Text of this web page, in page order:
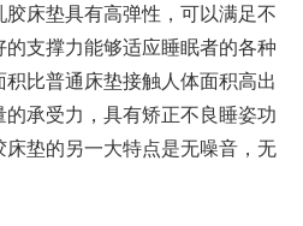
床垫具有高弹性，可以满足不
支撑力能够适应睡眠者的各种
比普通床垫接触人体面积高出
承受力，具有矫正不良睡姿功
垫的另一大特点是无噪音，无